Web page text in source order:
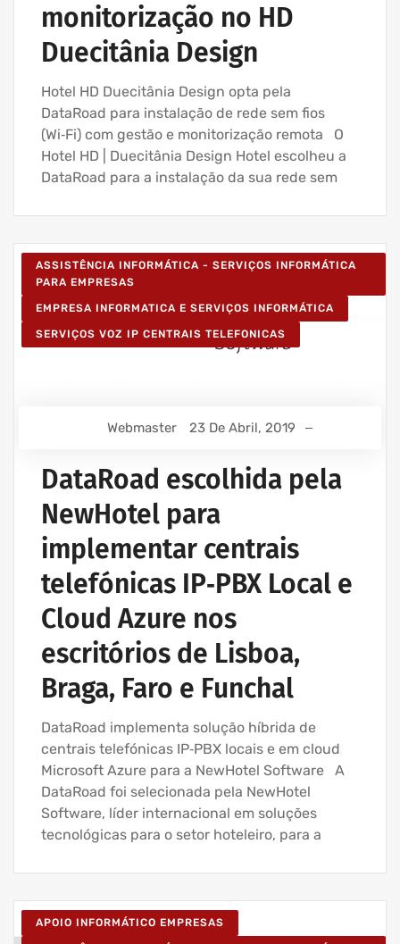
monitorização no HD
Duecitânia Design
Hotel HD Duecitânia Design opta pela
DataRoad para instalação de rede sem fios
(Wi‑Fi) com gestão e monitorização remota O
Hotel HD | Duecitânia Design Hotel escolheu a
DataRoad para a instalação da sua rede sem
ASSISTÊNCIA INFORMÁTICA - SERVIÇOS INFORMÁTICA
PARA EMPRESAS
EMPRESA INFORMATICA E SERVIÇOS INFORMÁTICA
SERVIÇOS VOZ IP CENTRAIS TELEFONICAS
Webmaster 23 De Abril, 2019
DataRoad escolhida pela
NewHotel para
implementar centrais
telefónicas IP‑PBX Local e
Cloud Azure nos
escritórios de Lisboa,
Braga, Faro e Funchal
DataRoad implementa solução híbrida de
centrais telefónicas IP‑PBX locais e em cloud
Microsoft Azure para a NewHotel Software A
DataRoad foi selecionada pela NewHotel
Software, líder internacional em soluções
tecnológicas para o setor hoteleiro, para a
APOIO INFORMÁTICO EMPRESAS